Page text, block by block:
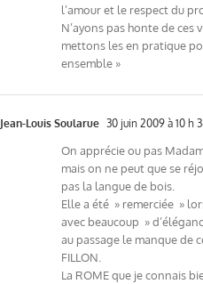
l’amour et le respect du
N’ayons pas honte de ces
mettons les en pratique
ensemble »
Jean-Louis Soularue 30 juin 2009 à 10 h
On apprécie ou pas
mais on ne peut que se
pas la langue de bois.
Elle a été » remerciée »
avec beaucoup »
au passage le manque de
FILLON.
La ROME que je connais